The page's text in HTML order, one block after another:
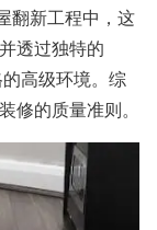
翻新工程中，这
透过独特的
高级环境。综
修的质量准则。